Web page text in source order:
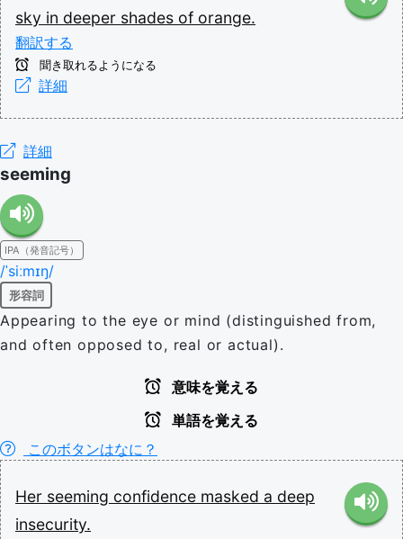
sky in deeper shades of orange.
翻訳する
聞き取れるようになる
詳細
詳細
seeming
IPA（発音記号）
/ˈsiːmɪŋ/
形容詞
Appearing to the eye or mind (distinguished from,
and often opposed to, real or actual).
意味を覚える
単語を覚える
このボタンはなに？
Her seeming confidence masked a deep
insecurity.